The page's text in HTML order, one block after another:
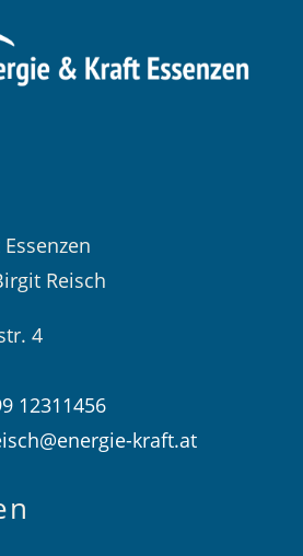
Reisch
4
12311456
kraft.at